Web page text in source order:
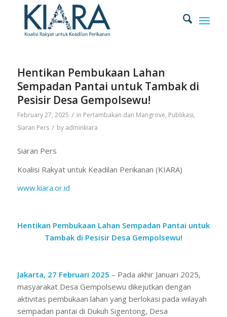
Hentikan Pembukaan Lahan
Sempadan Pantai untuk Tambak di
Pesisir Desa Gempolsewu!
February 27, 2025 / in Pertambakan dan Mangrove, Publikasi,
Siaran Pers / by adminkiara
Siaran Pers
Koalisi Rakyat untuk Keadilan Perikanan (KIARA)
www.kiara.or.id
Hentikan Pembukaan Lahan Sempadan Pantai untuk
Tambak di Pesisir Desa Gempolsewu!
Jakarta, 27 Februari 2025 – Pada akhir Januari 2025,
masyarakat Desa Gempolsewu dikejutkan dengan
aktivitas pembukaan lahan yang berlokasi pada wilayah
sempadan pantai di Dukuh Sigentong, Desa